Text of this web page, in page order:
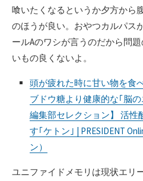
喰いたくなるというか夕方から
のほうが良い。おやつカルパス
ールAのワシが言うのだから問
いもの良くないよ。
頭が疲れた時に甘い物を食
ブドウ糖より健康的な｢脳
編集部セレクション】 活性
す｢ケトン｣ | PRESIDENT
ン）
ユニファイドメモリは現状エリ